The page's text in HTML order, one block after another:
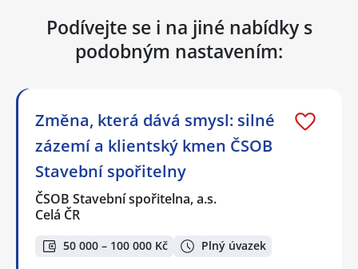
Podívejte se i na jiné nabídky s
podobným nastavením:
Změna, která dává smysl: silné
zázemí a klientský kmen ČSOB
Stavební spořitelny
ČSOB Stavební spořitelna, a.s.
Celá ČR
50 000 – 100 000 Kč Plný úvazek